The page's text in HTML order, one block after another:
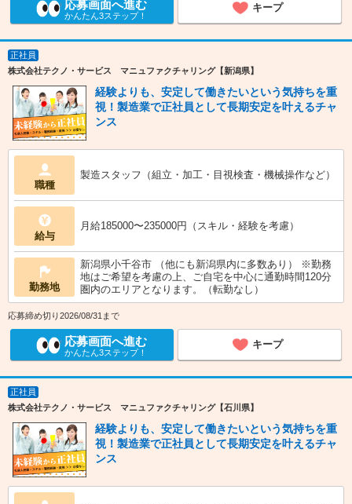
応募画面へ進む
かんたん3ステップ！
キープ
正社員
株式会社テクノ・サービス マニュファクチャリング【新潟県】
経験よりも、安定して働きたいという気持ちを重
視！製造業で正社員として長期安定を叶えるチャ
ンス
職種
製造スタッフ（組立・加工・目視検査・機械操作など）
給与
月給185000〜235000円（スキル・経験を考慮）
勤務地
新潟県小千谷市 （他にも新潟県内に多数あり） ※勤務
地はご希望を考慮の上、ご自宅を中心に通勤時間120分
圏内のエリアとなります。（転勤なし）
応募締め切り2026/08/31まで
応募画面へ進む
かんたん3ステップ！
キープ
正社員
株式会社テクノ・サービス マニュファクチャリング【石川県】
経験よりも、安定して働きたいという気持ちを重
視！製造業で正社員として長期安定を叶えるチャ
ンス